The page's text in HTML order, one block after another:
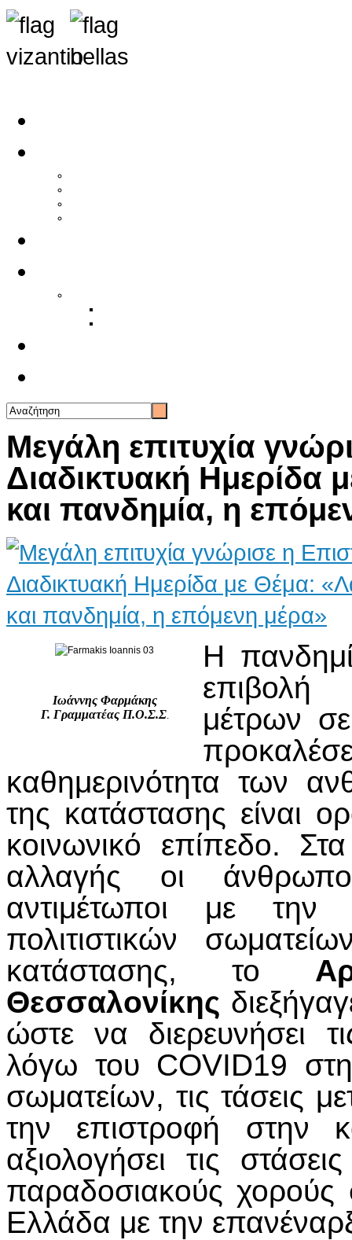
Μεγάλη επιτυχία
Διαδικτυακή Ημερίδα
και πανδημία, η
Ιωάννης Φαρμάκης
Γ. Γραμματέας Π.Ο.Σ.Σ.
Η
επιβολή
μέτρων
καθημερινότητα των
της κατάστασης είναι
κοινωνικό επίπεδο.
αλλαγής οι
αντιμέτωποι με την
πολιτιστικών
κατάστασης, το
Θεσσαλονίκης
ώστε να διερευνήσει
λόγω του COVID19 στη
σωματείων, τις τάσεις
την επιστροφή στην
αξιολογήσει τις
παραδοσιακούς χορούς
Ελλάδα με την